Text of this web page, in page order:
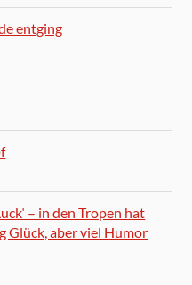
entging
– in den Tropen hat
Glück, aber viel Humor